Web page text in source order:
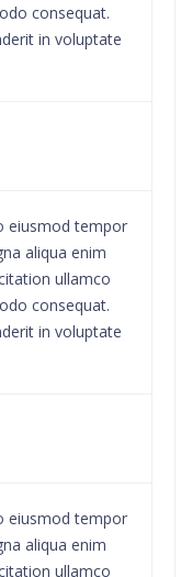
consequat.
in voluptate
eiusmod tempor
aliqua enim
ullamco
consequat.
in voluptate
eiusmod tempor
aliqua enim
ullamco